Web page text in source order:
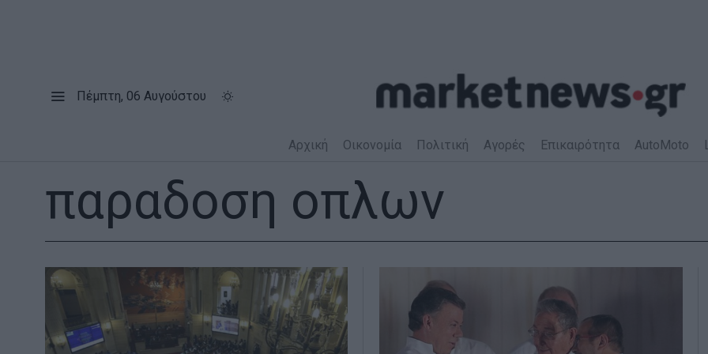
Πέμπτη, 06 Αυγούστου
Αρχική Οικονομία Πολιτική Αγορές Επικαιρότητα AutoMoto
παραδοση οπλων